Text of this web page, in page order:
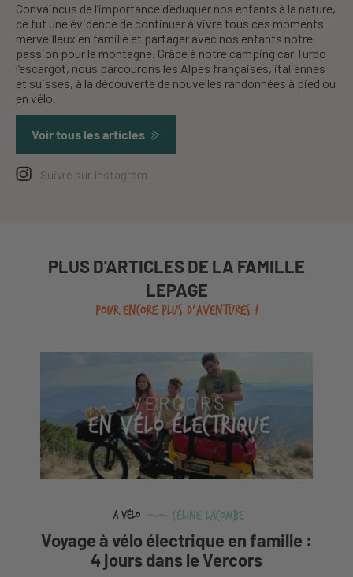
Convaincus de l’importance d’éduquer nos enfants à la nature,
ce fut une évidence de continuer à vivre tous ces moments
merveilleux en famille et partager avec nos enfants notre
passion pour la montagne. Grâce à notre camping car Turbo
l’escargot, nous parcourons les Alpes françaises, italiennes
et suisses, à la découverte de nouvelles randonnées à pied ou
en vélo.
Voir tous les articles
Suivre sur Instagram
PLUS D'ARTICLES DE LA FAMILLE
LEPAGE
POUR ENCORE PLUS D'AVENTURES !
A vélo Céline Lacombe
Voyage à vélo électrique en famille :
4 jours dans le Vercors